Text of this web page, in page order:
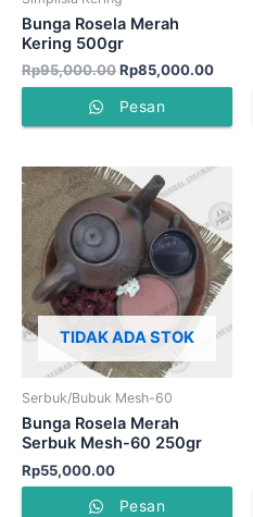
Bunga Rosela Merah
Kering 500gr
Rp95,000.00Rp85,000.00
Pesan
TIDAK ADA STOK
Serbuk/Bubuk Mesh-60
Bunga Rosela Merah
Serbuk Mesh-60 250gr
Rp55,000.00
Pesan